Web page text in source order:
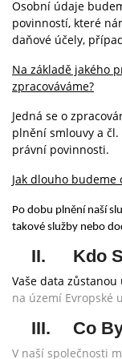
Osobní údaje
povinností, které
daňové účely,
Na základě jakého
zpracováváme?
Jedná se o
plnění smlouvy a čl.
právní povinnosti.
Jak dlouho budeme
Po dobu plnění naší
takové služby nebo
II. Kdo
Vaše data zůstanou
na území Evropské
III. Co
V naší společnosti